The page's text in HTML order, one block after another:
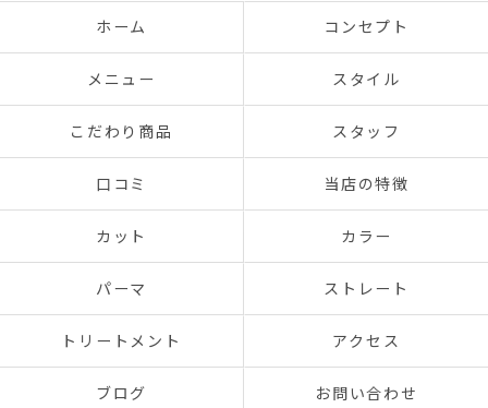
ホーム コンセプト
メニュー スタイル
こだわり商品 スタッフ
口コミ 当店の特徴
カット カラー
パーマ ストレート
トリートメント アクセス
ブログ お問い合わせ